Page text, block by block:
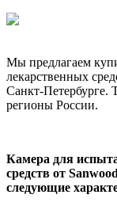
Мы предлагаем
лекарственных
Санкт-Петербурге.
регионы России.
Камера для
средств от
следующие